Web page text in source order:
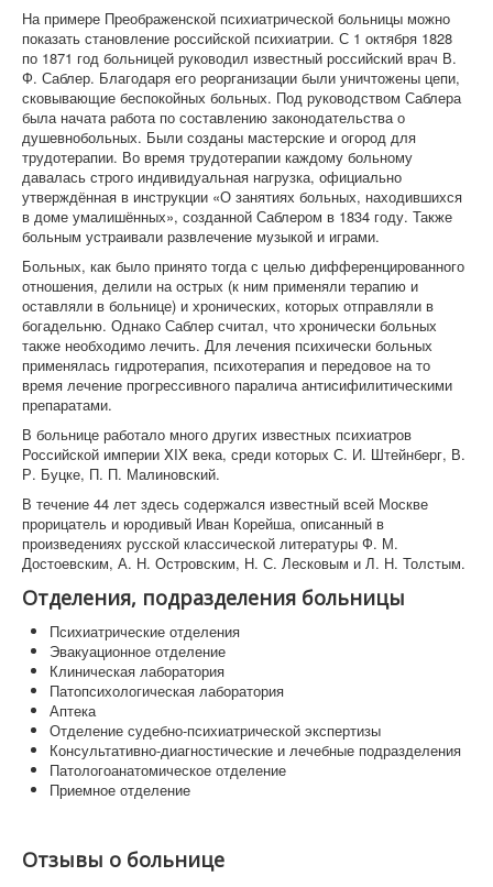
На примере Преображенской психиатрической больницы можно
показать становление российской психиатрии. С 1 октября 1828
по 1871 год больницей руководил известный российский врач В.
Ф. Саблер. Благодаря его реорганизации были уничтожены цепи,
сковывающие беспокойных больных. Под руководством Саблера
была начата работа по составлению законодательства о
душевнобольных. Были созданы мастерские и огород для
трудотерапии. Во время трудотерапии каждому больному
давалась строго индивидуальная нагрузка, официально
утверждённая в инструкции «О занятиях больных, находившихся
в доме умалишённых», созданной Саблером в 1834 году. Также
больным устраивали развлечение музыкой и играми.
Больных, как было принято тогда с целью дифференцированного
отношения, делили на острых (к ним применяли терапию и
оставляли в больнице) и хронических, которых отправляли в
богадельню. Однако Саблер считал, что хронически больных
также необходимо лечить. Для лечения психически больных
применялась гидротерапия, психотерапия и передовое на то
время лечение прогрессивного паралича антисифилитическими
препаратами.
В больнице работало много других известных психиатров
Российской империи XIX века, среди которых С. И. Штейнберг, В.
Р. Буцке, П. П. Малиновский.
В течение 44 лет здесь содержался известный всей Москве
прорицатель и юродивый Иван Корейша, описанный в
произведениях русской классической литературы Ф. М.
Достоевским, А. Н. Островским, Н. С. Лесковым и Л. Н. Толстым.
Отделения, подразделения больницы
Психиатрические отделения
Эвакуационное отделение
Клиническая лаборатория
Патопсихологическая лаборатория
Аптека
Отделение судебно-психиатрической экспертизы
Консультативно-диагностические и лечебные подразделения
Патологоанатомическое отделение
Приемное отделение
Отзывы о больнице